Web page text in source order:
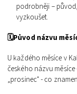
podrobněji –
vyzkoušet.
🗓️Původ názvu
U každého měsíce v
českého názvu
„prosinec" - co